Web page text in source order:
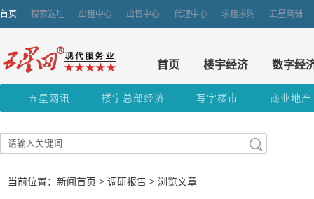
首页 搜索选址 出租中心 出售中心 代理中心 求租求购 五星商铺
首页 楼宇经济 数字经
五星网讯 楼宇总部经济 写字楼市 商业地产
当前位置：新闻首页 > 调研报告 > 浏览文章